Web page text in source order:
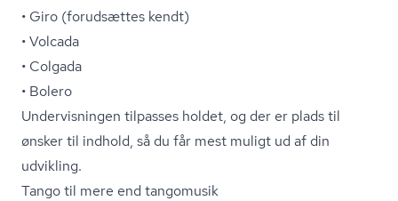
• Giro (forudsættes kendt)
• Volcada
• Colgada
• Bolero
Undervisningen tilpasses holdet, og der er plads til
ønsker til indhold, så du får mest muligt ud af din
udvikling.
Tango til mere end tangomusik